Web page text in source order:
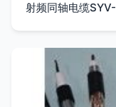
射频同轴电缆